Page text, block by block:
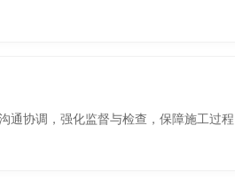
通协调，强化监督与检查，保障施工过程